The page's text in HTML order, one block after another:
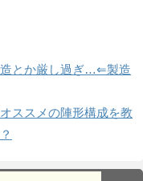
造とか厳し過ぎ…⇐製造
ススメの陣形構成を教